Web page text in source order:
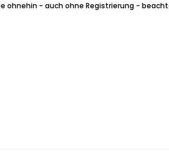
ohnehin - auch ohne Registrierung -